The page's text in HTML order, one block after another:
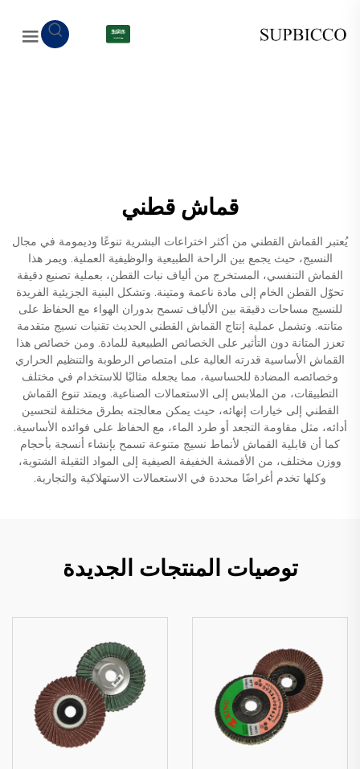
قماش قطني
يُعتبر القماش القطني من أكثر اختراعات البشرية تنوعًا وديمومة في مجال
النسيج، حيث يجمع بين الراحة الطبيعية والوظيفية العملية. ويمر هذا
القماش التنفسي، المستخرج من ألياف نبات القطن، بعملية تصنيع دقيقة
تحوّل القطن الخام إلى مادة ناعمة ومتينة. وتشكل البنية الجزيئية الفريدة
للنسيج مساحات دقيقة بين الألياف تسمح بدوران الهواء مع الحفاظ على
متانته. وتشمل عملية إنتاج القماش القطني الحديث تقنيات نسيج متقدمة
تعزز المتانة دون التأثير على الخصائص الطبيعية للمادة. ومن خصائص هذا
القماش الأساسية قدرته العالية على امتصاص الرطوبة والتنظيم الحراري
وخصائصه المضادة للحساسية، مما يجعله مثاليًا للاستخدام في مختلف
التطبيقات، من الملابس إلى الاستعمالات الصناعية. ويمتد تنوع القماش
القطني إلى خيارات إنهائه، حيث يمكن معالجته بطرق مختلفة لتحسين
أدائه، مثل مقاومة التجعد أو طرد الماء، مع الحفاظ على فوائده الأساسية.
كما أن قابلية القماش لأنماط نسيج متنوعة تسمح بإنشاء أنسجة بأحجام
ووزن مختلف، من الأقمشة الخفيفة الصيفية إلى المواد الثقيلة الشتوية،
وكلها تخدم أغراضًا محددة في الاستعمالات الاستهلاكية والتجارية.
توصيات المنتجات الجديدة